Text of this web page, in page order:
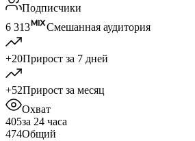
Подписчики
6 313
Смешанная аудитория
+20Прирост за 7 дней
+52Прирост за месяц
Охват
405за 24 часа
474Общий